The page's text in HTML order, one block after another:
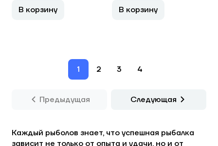
В корзину В корзину
1 2 3 4
Предыдущая Следующая
Каждый рыболов знает, что успешная рыбалка
зависит не только от опыта и удачи, но и от